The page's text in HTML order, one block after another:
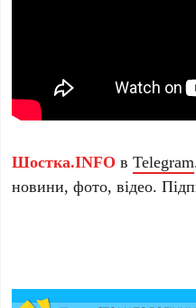
Шостка.INFO вTelegram
новини, фото, відео.